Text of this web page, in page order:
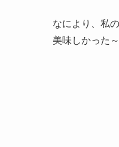
なにより、私
美味しかった